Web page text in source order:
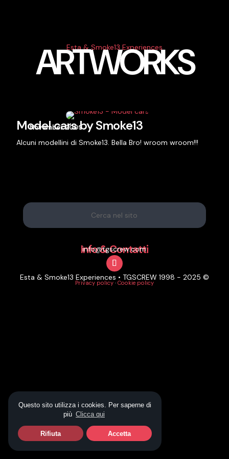
Questo sito utilizza i cookies. Per saperne di
più Clicca qui
Rifiuta Accetta
Esta & Smoke13 Experiences
ARTWORKS
November 2009
Model cars by Smoke13
Alcuni modellini di Smoke13. Bella Bro! wroom wroom!!!
Info & Contatti
info@tgscrew.com
Esta & Smoke13 Experiences • TGSCREW 1998 - 2025 ©
Privacy policy · Cookie policy